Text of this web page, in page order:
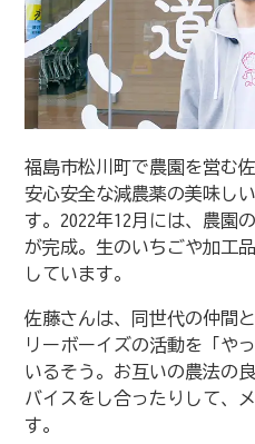
福島市松川町で農園を営む
安心安全な減農薬の美味し
す。2022年12月には、農園
が完成。生のいちごや加工
しています。
佐藤さんは、同世代の仲間
リーボーイズの活動を「や
いるそう。お互いの農法の
バイスをし合ったりして、
す。